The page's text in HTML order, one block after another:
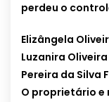
perdeu o
Elizângela
Luzanira
Pereira da Silva
O proprietário